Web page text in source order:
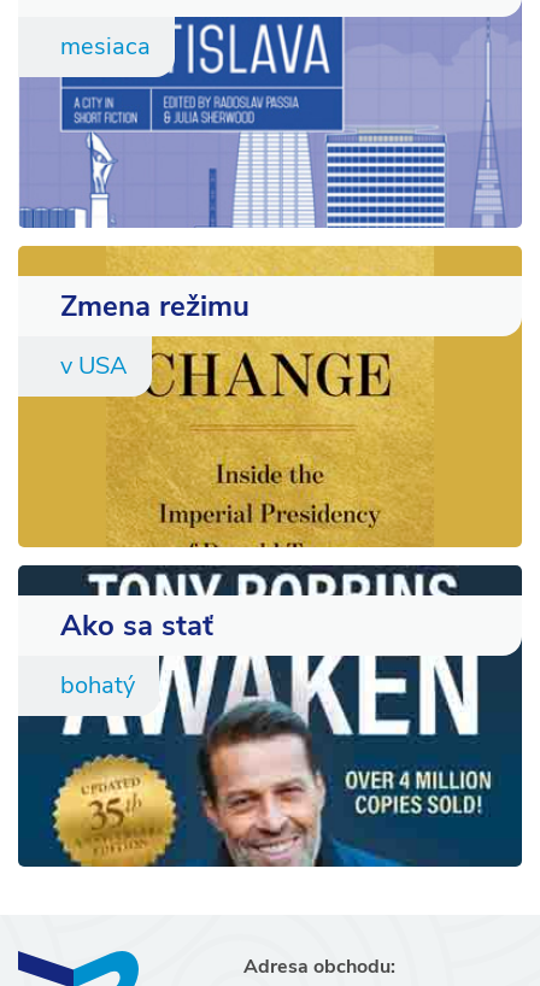
mesiaca
Zmena režimu
v USA
Ako sa stať
bohatý
Adresa obchodu: